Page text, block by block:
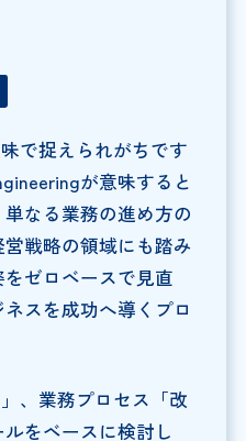
で捉えられがちです
が意味すると
なる業務の進め方の
戦略の領域にも踏み
ゼロベースで見直
スを成功へ導くプロ
、業務プロセス「改
をベースに検討し